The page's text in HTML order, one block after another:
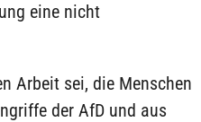
eine nicht
Arbeit sei, die Menschen
der AfD und aus